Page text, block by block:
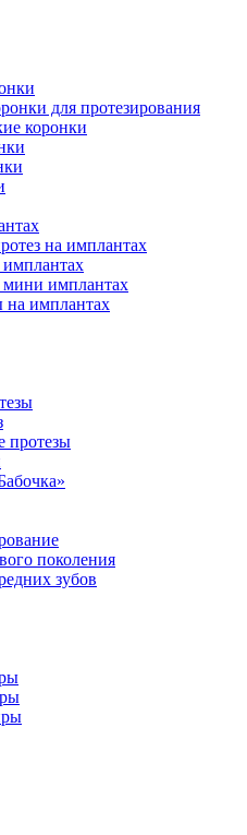
для протезирования
коронки
на имплантах
имплантах
на имплантах
протезы
поколения
зубов